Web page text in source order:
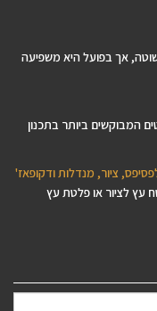
אך בפועל היא משפיעה
המבוקשים ביותר בתכנון
ציור, מנדלות ודקופאז'
עץ לציור או פלטת עץ